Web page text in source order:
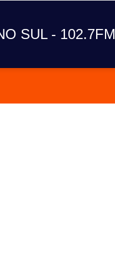
SUL - 102.7FM
NO SUL